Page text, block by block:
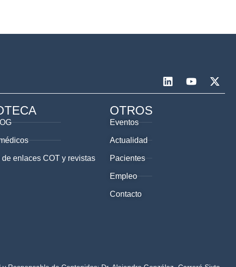
de enlaces COT y revistas
OTROS
Eventos
Actualidad
Pacientes
Empleo
Contacto